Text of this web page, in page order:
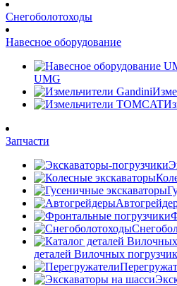
Снегоболотоходы
Навесное оборудование
UMG
Запчасти
деталей Вилочных